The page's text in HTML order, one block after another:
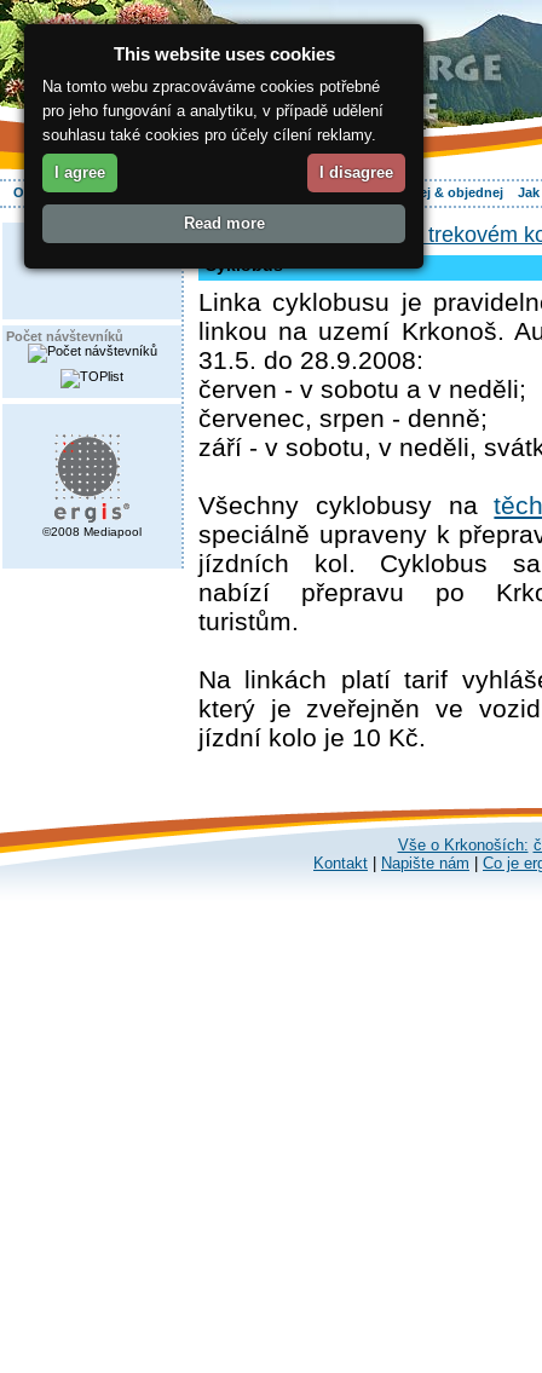
O regionu Aktivně Ubytování Hledej & objednej
Počet návštevníků
©2008 Mediapool
ergis.cz Na trekovém
Cyklobus
Linka cyklobusu je
linkou na uzemí Krkonoš.
31.5. do 28.9.2008:
červen - v sobotu a v neděli;
červenec, srpen - denně;
září - v sobotu, v neděli,
Všechny cyklobusy na
speciálně upraveny k
jízdních kol. Cyklobus
nabízí přepravu po
turistům.
Na linkách platí tarif
který je zveřejněn ve
jízdní kolo je 10 Kč.
Vše o Krkonoších:
Kontakt
Napište nám Co je
This website uses cookies
Na tomto webu zpracováváme cookies potřebné
pro jeho fungování a analytiku, v případě udělení
souhlasu také cookies pro účely cílení reklamy.
I agree I disagree
Read more